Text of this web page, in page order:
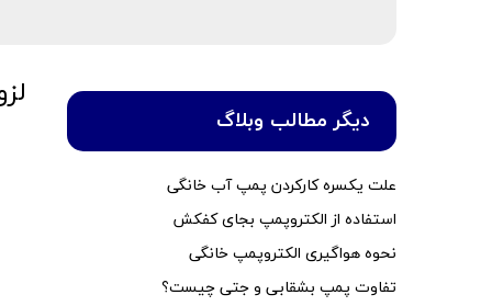
دیگر مطالب وبلاگ
علت یکسره کارکردن پمپ آب خانگی
استفاده از الکتروپمپ بجای کفکش
نحوه هواگیری الکتروپمپ خانگی
تفاوت پمپ بشقابی و جتی چیست؟